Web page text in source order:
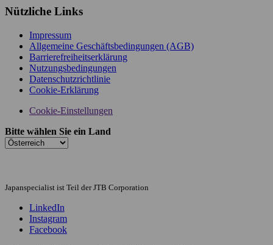
Nützliche Links
Impressum
Allgemeine Geschäftsbedingungen (AGB)
Barrierefreiheitserklärung
Nutzungsbedingungen
Datenschutzrichtlinie
Cookie-Erklärung
Cookie-Einstellungen
Bitte wählen Sie ein Land
Japanspecialist ist Teil der JTB Corporation
LinkedIn
Instagram
Facebook